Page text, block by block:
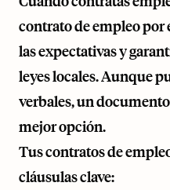
contrato de empleo por
las expectativas y
leyes locales. Aunque
verbales, un
mejor opción.
Tus contratos de
cláusulas clave: